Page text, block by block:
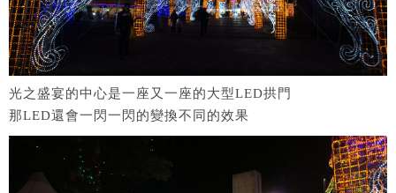
光之盛宴的中心是一座又一座的大型LED拱門
那LED還會一閃一閃的變換不同的效果